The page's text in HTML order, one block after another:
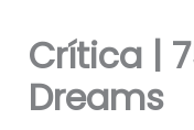
Crítica |
Dreams